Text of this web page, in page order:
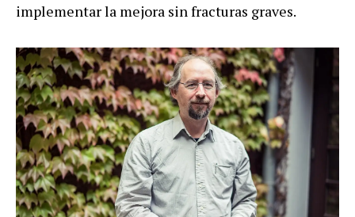
implementar la mejora sin fracturas graves.